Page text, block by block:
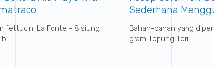
fettucini La Fonte - 8 siung
Sederhana
Bahan-bahan yang
gram Tepung Teri...